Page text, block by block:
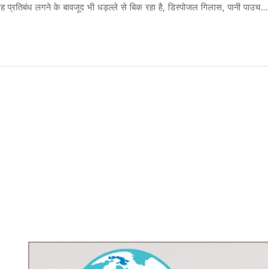
प्रतिबंध लगने के बावजूद भी धड़ल्ले से बिक रहा है, डिस्पोजल गिलास, पानी पाउच…